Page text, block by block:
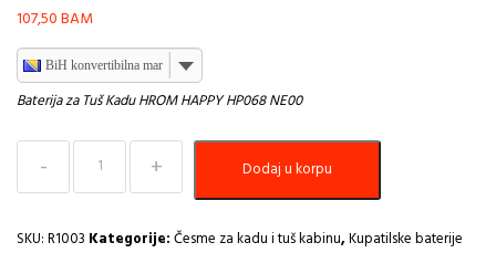
107,50BAM
BiH konvertibilna marka
Baterija za Tuš Kadu HROM HAPPY HP068 NE00
Baterija
Tuš
HROM
Dodaj u korpu
SKU:R1003 Kategorije:Česme za kadu i tuš kabinu,Kupatilske baterije